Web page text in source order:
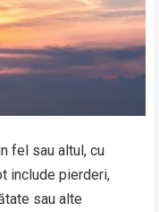
fel sau altul, cu
include pierderi,
sau alte